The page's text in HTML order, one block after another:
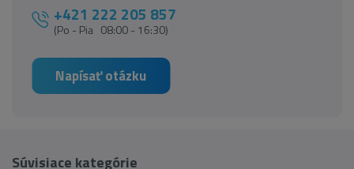
+421 222 205 857
(Po - Pia 08:00 - 16:30)
Napísať otázku
Súvisiace kategórie